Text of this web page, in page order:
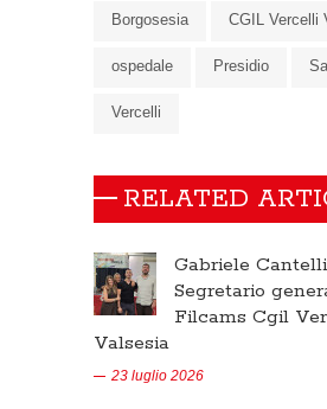
Borgosesia CGIL Vercelli
ospedale Presidio
Vercelli
RELATED
Gabriele
Segretario
Filcams Cgil
Valsesia
23 luglio 2026